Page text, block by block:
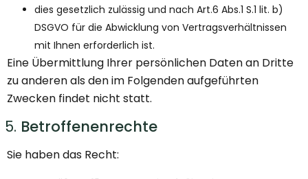
dies gesetzlich zulässig und nach Art.6 Abs.1 S.1 lit. b)
DSGVO für die Abwicklung von Vertragsverhältnissen
mit Ihnen erforderlich ist.
Eine Übermittlung Ihrer persönlichen Daten an Dritte
zu anderen als den im Folgenden aufgeführten
Zwecken findet nicht statt.
Betroffenenrechte
Sie haben das Recht: